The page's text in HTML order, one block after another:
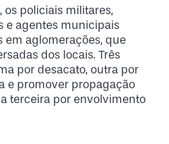
os policiais militares,
e agentes municipais
em aglomerações, que
dos locais. Três
por desacato, outra por
e promover propagação
terceira por envolvimento